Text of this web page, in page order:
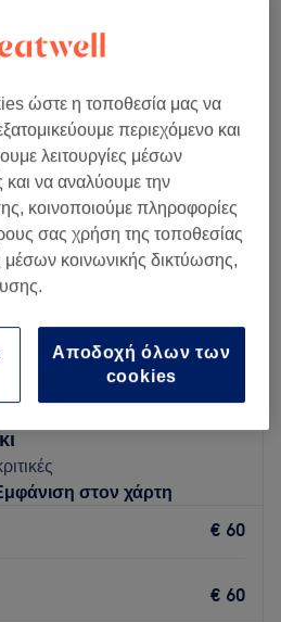
12:00–21:00
12:00–21:00
12:00–21:00
12:00–
12:00–21:00
12:00–21:00
Κλειστό
& recovery therapy
• Performance
έναν οικείο χώρο
λίγο προσωπικό χρόνο για
επαγγελματισμό.
to venueστον χάρτη
€ 60
€ 60
ώστε η τοποθεσία μας να
περιεχόμενο και
λειτουργίες μέσων
και να αναλύουμε την
κοινοποιούμε πληροφορίες
σας χρήση της τοποθεσίας
μέσων κοινωνικής δικτύωσης,
Αποδοχή όλων των
cookies